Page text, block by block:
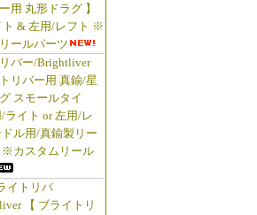
用 丸形ドラグ 】
ト & 左用/レフト ※
ールパーツ
バー/Brightliver
トリバー用 真鍮/星
スモールタイ
ライト or 左用/レ
ル用/真鍮製リー
※カスタムリール
イトリバ
【 ブライトリ